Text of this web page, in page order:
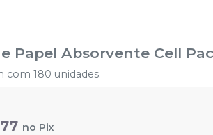
Papel Absorvente Cell
com 180 unidades.
no Pix